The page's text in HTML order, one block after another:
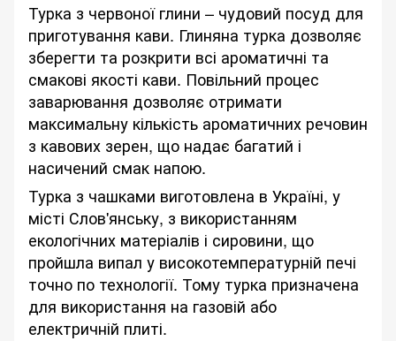
Турка з червоної глини – чудовий посуд для
приготування кави. Глиняна турка дозволяє
зберегти та розкрити всі ароматичні та
смакові якості кави. Повільний процес
заварювання дозволяє отримати
максимальну кількість ароматичних речовин
з кавових зерен, що надає багатий і
насичений смак напою.
Турка з чашками виготовлена в Україні, у
місті Слов'янську, з використанням
екологічних матеріалів і сировини, що
пройшла випал у високотемпературній печі
точно по технології. Тому турка призначена
для використання на газовій або
електричній плиті.